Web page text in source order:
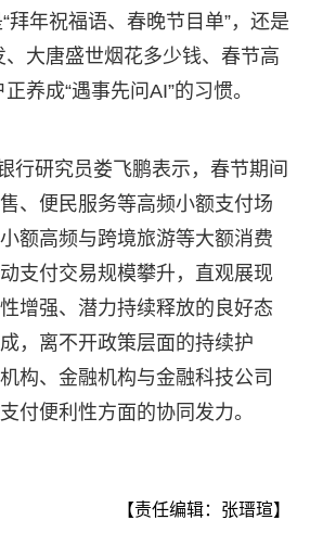
拜年祝福语、春晚节目单”，还是
、大唐盛世烟花多少钱、春节高
养成“遇事先问AI”的习惯。
行研究员娄飞鹏表示，春节期间
、便民服务等高频小额支付场
额高频与跨境旅游等大额消费
支付交易规模攀升，直观展现
增强、潜力持续释放的良好态
，离不开政策层面的持续护
构、金融机构与金融科技公司
付便利性方面的协同发力。
【责任编辑：张瑨瑄】